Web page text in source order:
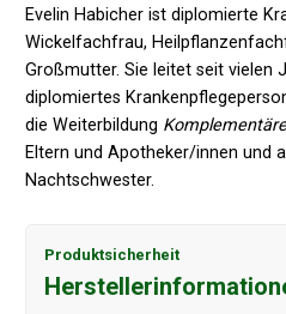
Evelin Habicher ist diplomierte
Wickelfachfrau,
Großmutter. Sie leitet seit vielen
diplomiertes
die Weiterbildung
Eltern und Apotheker/innen und
Nachtschwester.
Produktsicherheit